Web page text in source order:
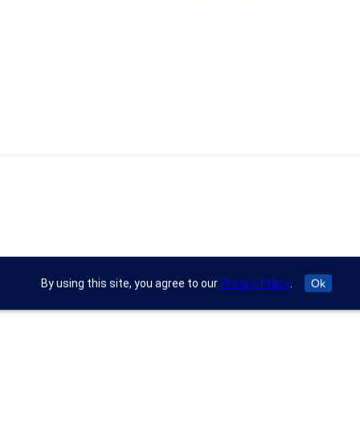
By using this site, you agree to ourPrivacy Policy. Ok